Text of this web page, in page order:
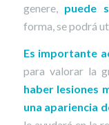
genere, puede
forma, se podrá
Es importante
para valorar la
haber lesiones
una apariencia